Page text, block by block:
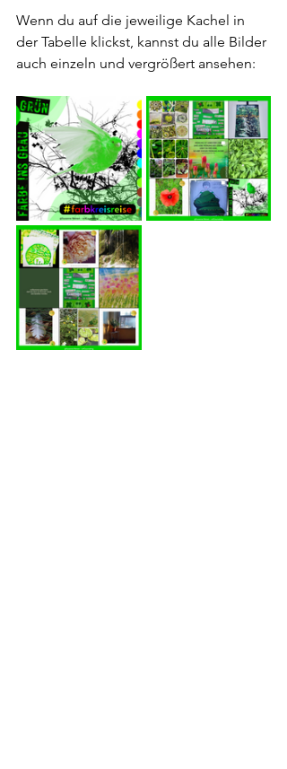
Wenn du auf die jeweilige Kachel in
der Tabelle klickst, kannst du alle Bilder
auch einzeln und vergrößert ansehen: